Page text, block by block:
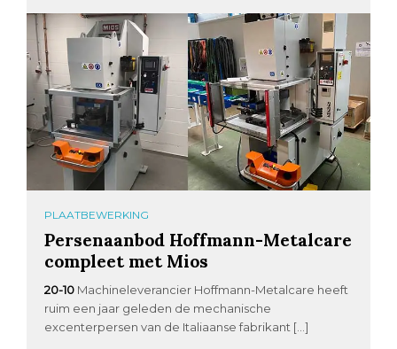
PLAATBEWERKING
Persenaanbod Hoffmann-Metalcare
compleet met Mios
20-10 Machineleverancier Hoffmann-Metalcare heeft
ruim een jaar geleden de mechanische
excenterpersen van de Italiaanse fabrikant […]